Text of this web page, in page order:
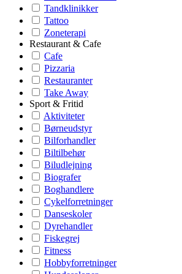
Tandklinikker
Tattoo
Zoneterapi
Restaurant & Cafe
Cafe
Pizzaria
Restauranter
Take Away
Sport & Fritid
Aktiviteter
Børneudstyr
Bilforhandler
Biltilbehør
Biludlejning
Biografer
Boghandlere
Cykelforretninger
Danseskoler
Dyrehandler
Fiskegrej
Fitness
Hobbyforretninger